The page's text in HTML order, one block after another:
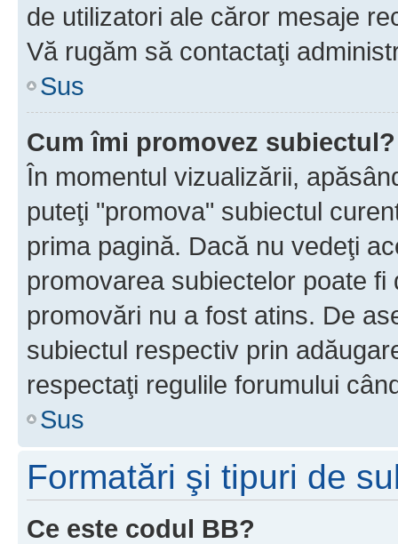
de utilizatori ale căror mesaje
Vă rugăm să contactaţi
Sus
Cum îmi promovez subiectul?
În momentul vizualizării,
puteţi "promova" subiectul
prima pagină. Dacă nu vedeţi
promovarea subiectelor poate
promovări nu a fost atins. De
subiectul respectiv prin
respectaţi regulile forumului
Sus
Formatări şi tipuri de
Ce este codul BB?